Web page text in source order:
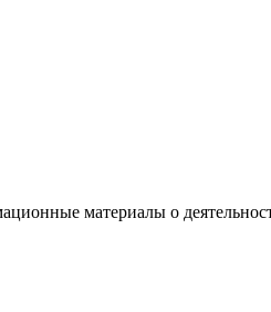
материалы о